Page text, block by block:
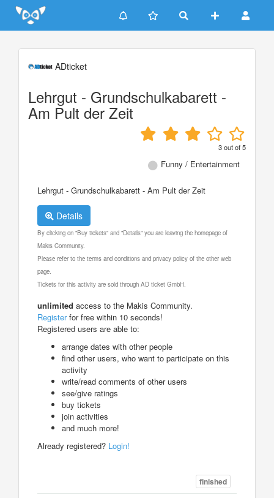
Update cookies preferences
ADticket
Lehrgut - Grundschulkabarett -
Am Pult der Zeit
3out of5
Funny / Entertainment
Lehrgut - Grundschulkabarett - Am Pult der Zeit
Details
By clicking on "Buy tickets" and "Details" you are leaving the homepage of
Makis Community.
Please refer to the terms and conditions and privacy policy of the other web
page.
Tickets for this activity are sold through AD ticket GmbH.
unlimited access to the Makis Community.
Registerfor free within 10 seconds!
Registered users are able to:
arrange dates with other people
find other users, who want to participate on this
activity
write/read comments of other users
see/give ratings
buy tickets
join activities
and much more!
Already registered? Login!
finished